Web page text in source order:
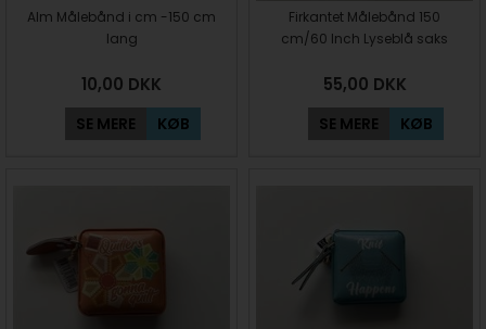
Alm Målebånd i cm -150 cm
lang
10,00 DKK
SE MERE KØB
Firkantet Målebånd 150
cm/60 Inch Lyseblå saks
55,00 DKK
SE MERE KØB